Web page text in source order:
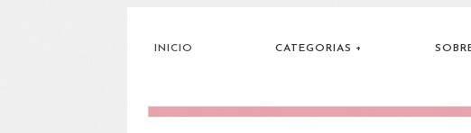
INICIO CATEGORIAS